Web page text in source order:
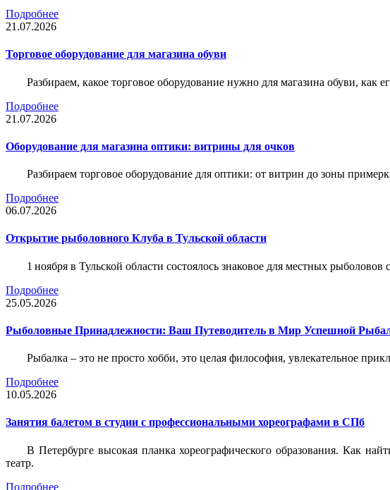
Подробнее
21.07.2026
Торговое оборудование для магазина обуви
Разбираем, какое торговое оборудование нужно для магазина обуви,
Подробнее
21.07.2026
Оборудование для магазина оптики: витрины для очков
Разбираем торговое оборудование для оптики: от витрин до зоны
Подробнее
06.07.2026
Открытие рыболовного Клуба в Тульской области
1 ноября в Тульской области состоялось знаковое для местных
Подробнее
25.05.2026
Рыболовные Принадлежности: Ваш Путеводитель в Мир Успешной
Рыбалка – это не просто хобби, это целая философия, увлекательное
Подробнее
10.05.2026
Занятия балетом в студии с профессиональными хореографами в СПб
В Петербурге высокая планка хореографического образования. Как
театр.
Подробнее